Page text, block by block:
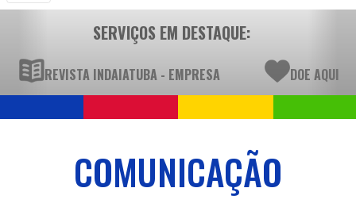
SERVIÇOS EM DESTAQUE:
REVISTA INDAIATUBA - EMPRESA DOE AQUI
COMUNICAÇÃO